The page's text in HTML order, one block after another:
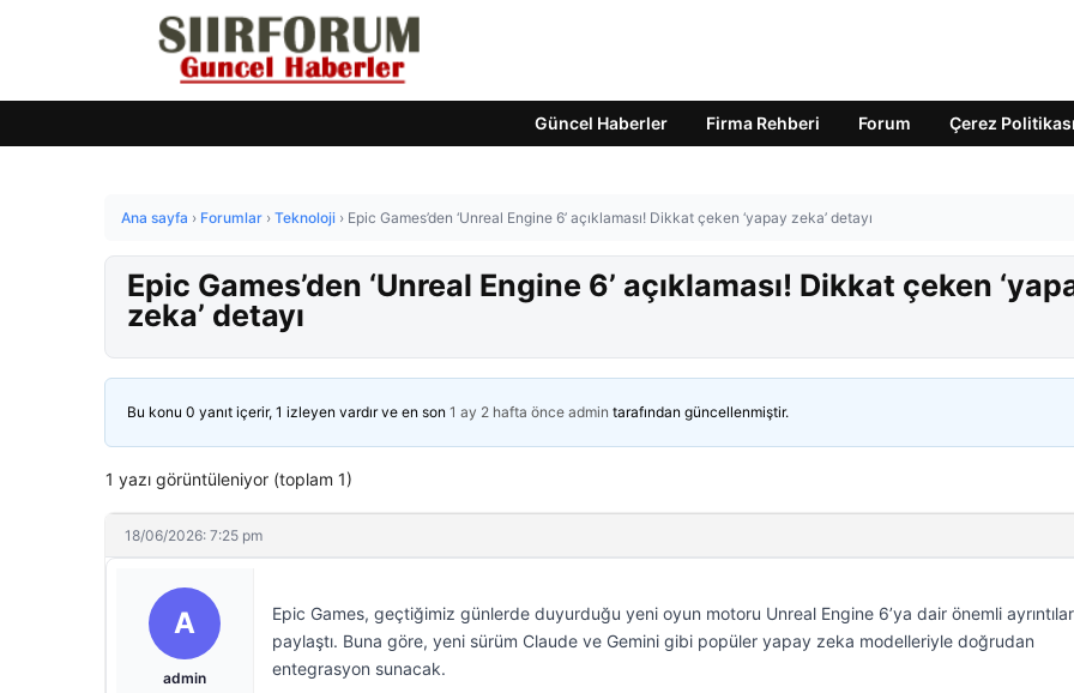
Güncel Haberler Firma Rehberi Forum Çerez Politikası
Ana sayfa › Forumlar › Teknoloji › Epic Games’den ‘Unreal Engine 6’ açıklaması! Dikkat çeken ‘yapay zeka’ detayı
Epic Games’den ‘Unreal Engine 6’ açıklaması! Dikkat çeken
zeka’ detayı
Bu konu 0 yanıt içerir, 1 izleyen vardır ve en son 1 ay 2 hafta önce admin tarafından güncellenmiştir.
1 yazı görüntüleniyor (toplam 1)
18/06/2026: 7:25 pm
A
admin
Epic Games, geçtiğimiz günlerde duyurduğu yeni oyun motoru Unreal Engine 6’ya dair önemli ayrıntılar
paylaştı. Buna göre, yeni sürüm Claude ve Gemini gibi popüler yapay zeka modelleriyle doğrudan
entegrasyon sunacak.